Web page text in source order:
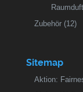
Raumduft
Zubehör (12)
Sitemap
Aktion: